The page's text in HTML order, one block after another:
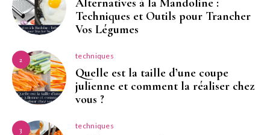
Alternatives à la Mandoline :
Techniques et Outils pour Trancher
Vos Légumes
2 techniques
Quelle est la taille d’une coupe
julienne et comment la réaliser chez
vous ?
3 techniques